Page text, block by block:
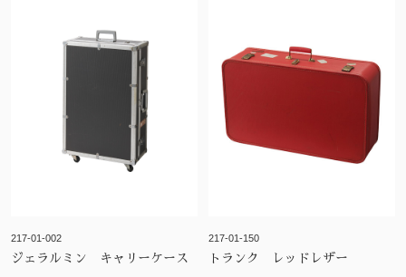
217-01-002
ジェラルミン キャリーケース
217-01-150
トランク レッドレザー